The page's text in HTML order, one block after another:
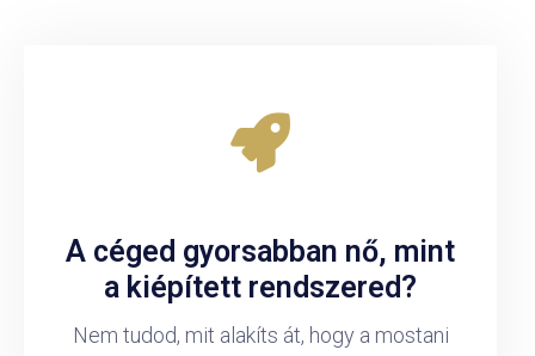
A céged gyorsabban nő, mint
a kiépített rendszered?
Nem tudod, mit alakíts át, hogy a mostani